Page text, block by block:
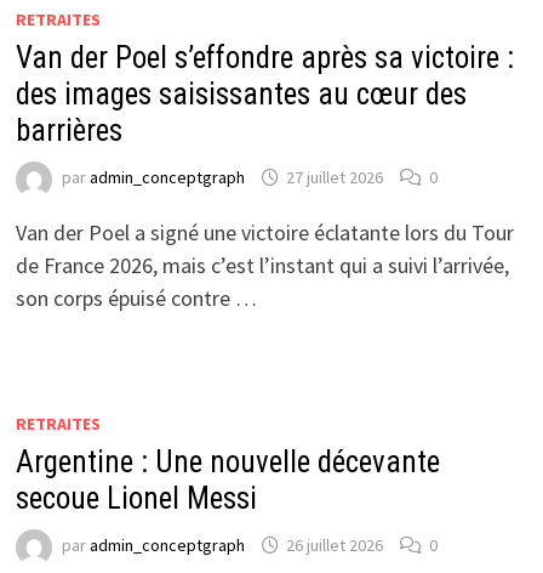
RETRAITES
Van der Poel s’effondre après sa victoire :
des images saisissantes au cœur des
barrières
paradmin_conceptgraph 27 juillet 2026 0
Van der Poel a signé une victoire éclatante lors du Tour
de France 2026, mais c’est l’instant qui a suivi l’arrivée,
son corps épuisé contre …
RETRAITES
Argentine : Une nouvelle décevante
secoue Lionel Messi
paradmin_conceptgraph 26 juillet 2026 0